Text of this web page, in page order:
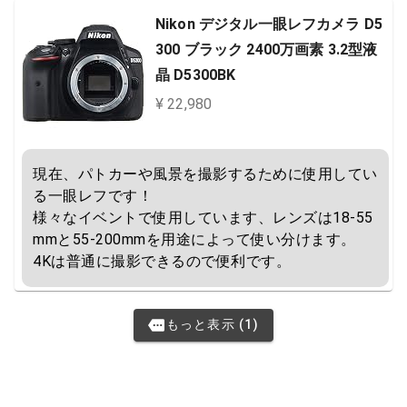
Nikon デジタル一眼レフカメラ D5
300 ブラック 2400万画素 3.2型液
晶 D5300BK
¥ 22,980
現在、パトカーや風景を撮影するために使用してい
る一眼レフです！
様々なイベントで使用しています、レンズは18-55
mmと55-200mmを用途によって使い分けます。
4Kは普通に撮影できるので便利です。
もっと表示 (1)